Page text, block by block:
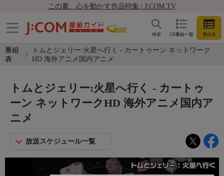
この夏、心を動かす作品特集 | J:COM TV
CS番組一覧 番組表
検索
番組
表
トムとジェリー:火星へ行く - カートゥーン ネットワーク
HD 海外アニメ国内アニメ
トムとジェリー:火星へ行く - カートゥ
ーン ネットワークHD 海外アニメ国内ア
ニメ
放送スケジュール一覧